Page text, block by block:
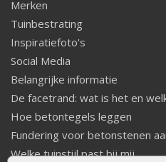
Merken
Tuinbestrating
Inspiratiefoto's
Social Media
Belangrijke informatie
De facetrand: wat is het en
Hoe betontegels leggen
Fundering voor betonstenen
Welke tuinstijl past bij mij